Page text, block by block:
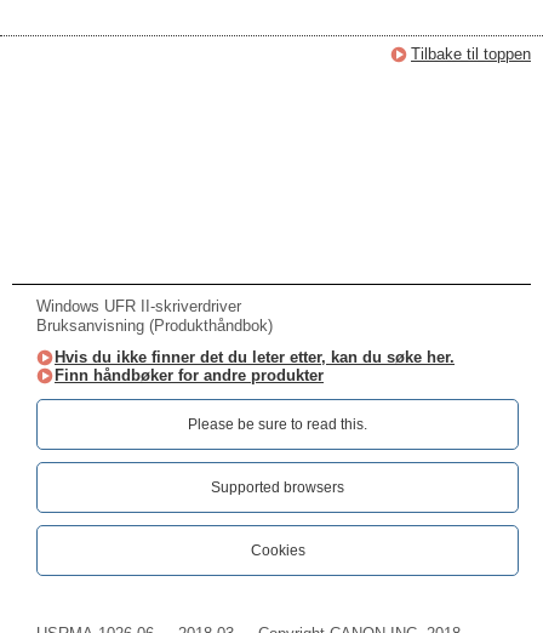
Tilbake til toppen
Windows UFR II-skriverdriver
Bruksanvisning (Produkthåndbok)
Hvis du ikke finner det du leter etter, kan du søke her.
Finn håndbøker for andre produkter
Please be sure to read this.‎
Supported browsers
Cookies